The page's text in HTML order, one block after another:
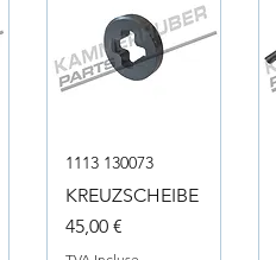
1113 130073
KREUZSCHEIBE
Prix
45,00 €